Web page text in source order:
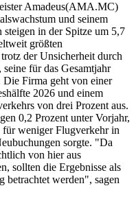
Amadeus(AMA.MC)
und seinem
in der Spitze um 5,7
größten
der Unsicherheit durch
für das Gesamtjahr
Die Firma geht von einer
2026 und einem
von drei Prozent aus.
0,2 Prozent unter Vorjahr,
weniger Flugverkehr in
sorgte. "Da
von hier aus
sollten die Ergebnisse als
betrachtet werden", sagen